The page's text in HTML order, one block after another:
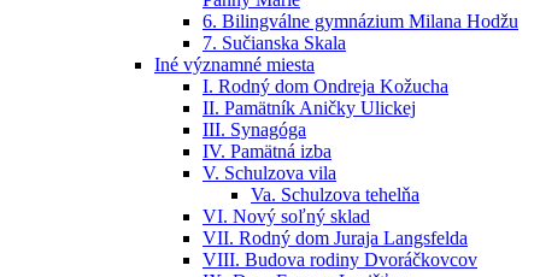
6. Bilingválne gymnázium Milana Hodžu
7. Sučianska Skala
Iné významné miesta
I. Rodný dom Ondreja Kožucha
II. Pamätník Aničky Ulickej
III. Synagóga
IV. Pamätná izba
V. Schulzova vila
Va. Schulzova tehelňa
VI. Nový soľný sklad
VII. Rodný dom Juraja Langsfelda
VIII. Budova rodiny Dvoráčkovcov